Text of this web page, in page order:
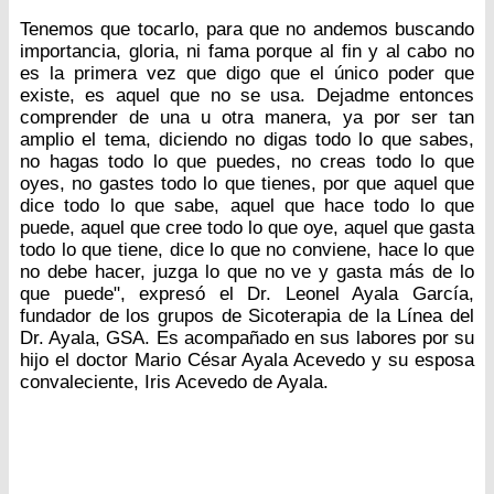
Tenemos que tocarlo, para que no andemos buscando
importancia, gloria, ni fama porque al fin y al cabo no
es la primera vez que digo que el único poder que
existe, es aquel que no se usa. Dejadme entonces
comprender de una u otra manera, ya por ser tan
amplio el tema, diciendo no digas todo lo que sabes,
no hagas todo lo que puedes, no creas todo lo que
oyes, no gastes todo lo que tienes, por que aquel que
dice todo lo que sabe, aquel que hace todo lo que
puede, aquel que cree todo lo que oye, aquel que gasta
todo lo que tiene, dice lo que no conviene, hace lo que
no debe hacer, juzga lo que no ve y gasta más de lo
que puede", expresó el Dr. Leonel Ayala García,
fundador de los grupos de Sicoterapia de la Línea del
Dr. Ayala, GSA. Es acompañado en sus labores por su
hijo el doctor Mario César Ayala Acevedo y su esposa
convaleciente, Iris Acevedo de Ayala.